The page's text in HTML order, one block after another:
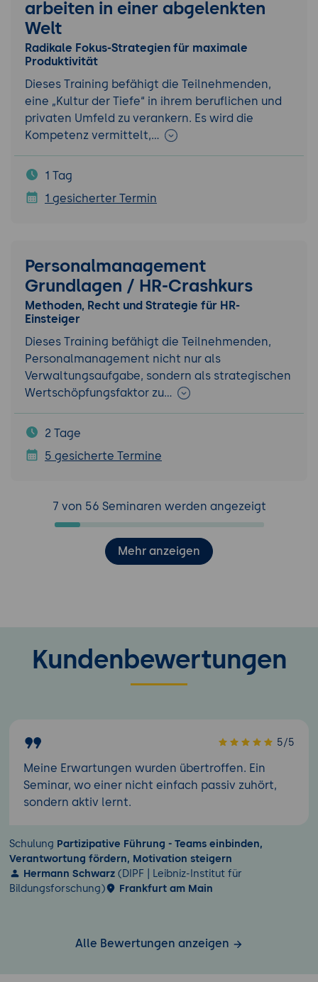
arbeiten in einer abgelenkten
Welt
Radikale Fokus-Strategien für maximale
Produktivität
Dieses Training befähigt die Teilnehmenden,
eine „Kultur der Tiefe“ in ihrem beruflichen und
privaten Umfeld zu verankern. Es wird die
Kompetenz vermittelt,…
1 Tag
1 gesicherter Termin
Personalmanagement
Grundlagen / HR-Crashkurs
Methoden, Recht und Strategie für HR-
Einsteiger
Dieses Training befähigt die Teilnehmenden,
Personalmanagement nicht nur als
Verwaltungsaufgabe, sondern als strategischen
Wertschöpfungsfaktor zu…
2 Tage
5 gesicherte Termine
7 von 56 Seminaren werden angezeigt
Mehr anzeigen
Kundenbewertungen
5/5
Meine Erwartungen wurden übertroffen. Ein
Seminar, wo einer nicht einfach passiv zuhört,
sondern aktiv lernt.
Schulung Partizipative Führung - Teams einbinden,
Verantwortung fördern, Motivation steigern
Hermann Schwarz (DIPF | Leibniz-Institut für
Bildungsforschung)
Frankfurt am Main
Alle Bewertungen anzeigen